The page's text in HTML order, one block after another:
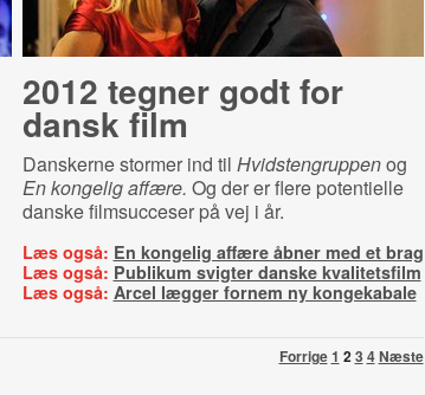
2012 tegner godt for
dansk film
Danskerne stormer ind til Hvidstengruppenog
En kongelig affære. Og der er flere potentielle
danske filmsucceser på vej i år.
Læs også: En kongelig affære åbner med et brag
Læs også: Publikum svigter danske kvalitetsfilm
Læs også: Arcel lægger fornem ny kongekabale
Forrige1 23 4Næste